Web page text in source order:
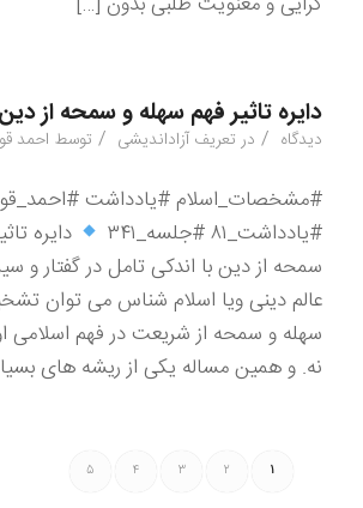
دایره تاثیر فهم سهله و سمحه از دین
دیدگاه / در تعریف آزاداندیشی / توسط احمد
#مشخصات_اسلام #یادداشت
#یادداشت_۸۱ #جلسه_۳۴۱
دایره
سمحه از دین با اندکی تامل در گفتار و
عالم دینی ویا اسلام شناس می توان
سهله و سمحه از شریعت در فهم اسلامی
نه. و همین مساله یکی از ریشه های
۱ ۲ ۳ ۴ ۵